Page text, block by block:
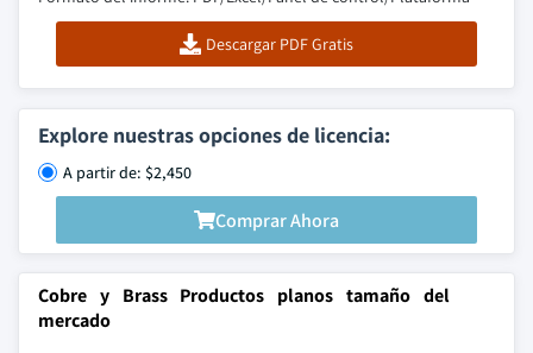
Descargar PDF Gratis
Explore nuestras opciones de licencia:
A partir de: $2,450
Comprar Ahora
Cobre y Brass Productos planos tamaño del
mercado